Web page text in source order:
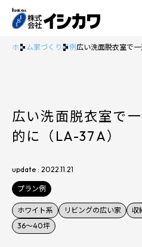
ホーム家づくり事例 広い洗面脱衣室で一
広い洗面脱衣室で
的に（LA-37A）
update : 2022.11.21
プラン例
ホワイト系 リビングの広い家 収
36〜40坪